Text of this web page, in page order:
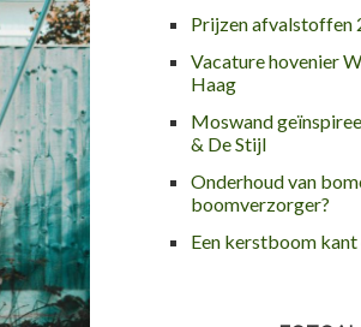
Prijzen afvalstoffen
Vacature hovenier
Haag
Moswand
& De Stijl
Onderhoud van
boomverzorger?
Een kerstboom